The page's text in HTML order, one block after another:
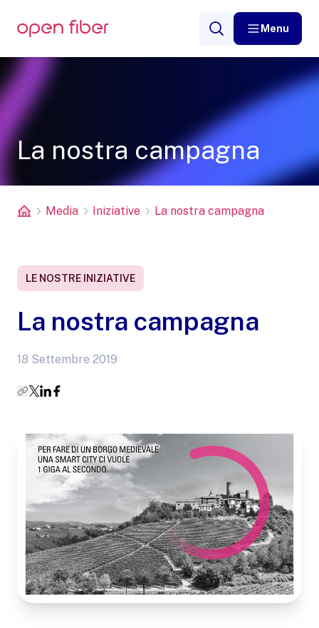
Menu
La nostra campagna
Media Iniziative La nostra campagna
LE NOSTRE INIZIATIVE
La nostra campagna
18 Settembre 2019